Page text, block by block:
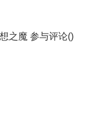
之魔 参与评论()